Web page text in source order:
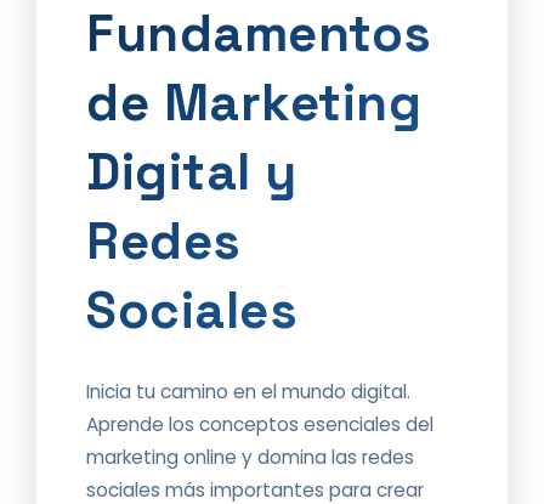
Fundamentos
de Marketing
Digital y
Redes
Sociales
Inicia tu camino en el mundo digital.
Aprende los conceptos esenciales del
marketing online y domina las redes
sociales más importantes para crear